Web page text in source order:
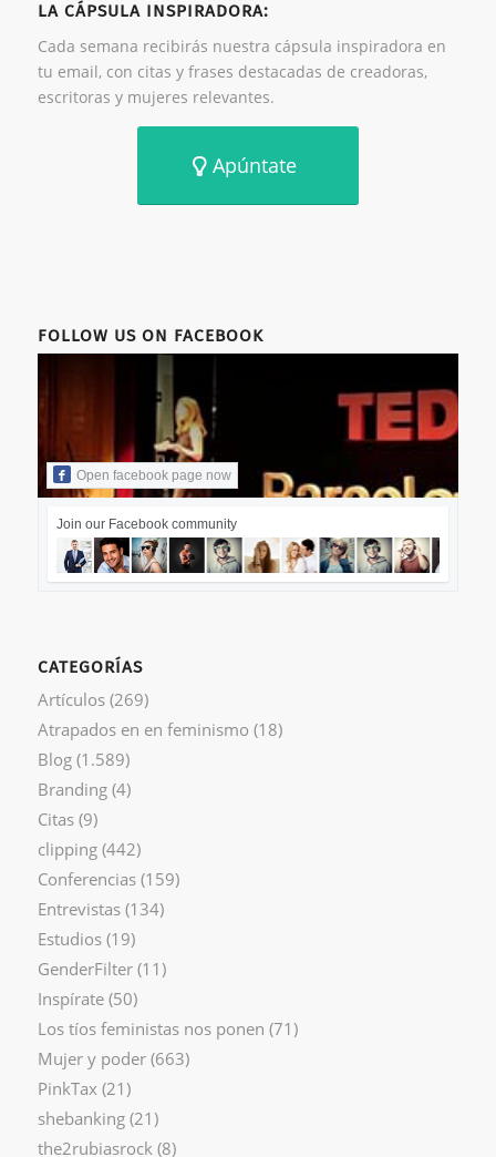
LA CÁPSULA INSPIRADORA:
Cada semana recibirás nuestra cápsula inspiradora en
tu email, con citas y frases destacadas de creadoras,
escritoras y mujeres relevantes.
Apúntate
FOLLOW US ON FACEBOOK
Open facebook page now
Join our Facebook community
CATEGORÍAS
Artículos(269)
Atrapados en en feminismo (18)
Blog(1.589)
Branding(4)
Citas(9)
clipping(442)
Conferencias(159)
Entrevistas(134)
Estudios(19)
GenderFilter(11)
Inspírate(50)
Los tíos feministas nos ponen (71)
Mujer y poder(663)
PinkTax (21)
shebanking(21)
the2rubiasrock (8)